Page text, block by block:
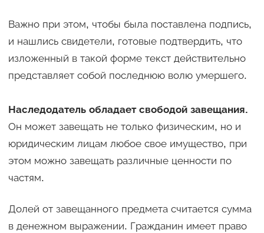
Важно при этом, чтобы была поставлена подпись,
и нашлись свидетели, готовые подтвердить, что
изложенный в такой форме текст действительно
представляет собой последнюю волю умершего.
Наследодатель обладает свободой завещания.
Он может завещать не только физическим, но и
юридическим лицам любое свое имущество, при
этом можно завещать различные ценности по
частям.
Долей от завещанного предмета считается сумма
в денежном выражении. Гражданин имеет право